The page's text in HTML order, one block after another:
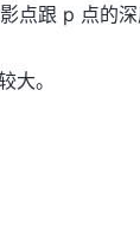
点跟 p 点的
大。